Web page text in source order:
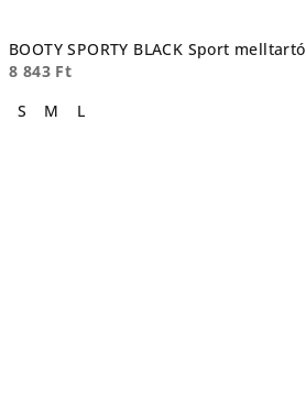
BOOTY SPORTY BLACK Sport melltartó
8 843 Ft
S
M L